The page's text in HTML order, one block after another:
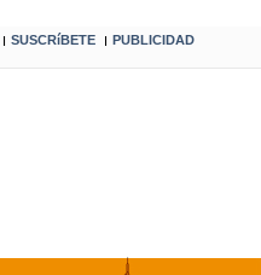
I SUSCRíBETE I PUBLICIDAD